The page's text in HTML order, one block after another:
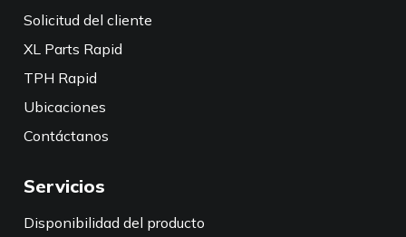
Solicitud del cliente
XL Parts Rapid
TPH Rapid
Ubicaciones
Contáctanos
Servicios
Disponibilidad del producto